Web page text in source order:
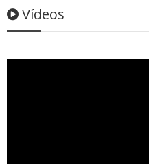
Vídeos